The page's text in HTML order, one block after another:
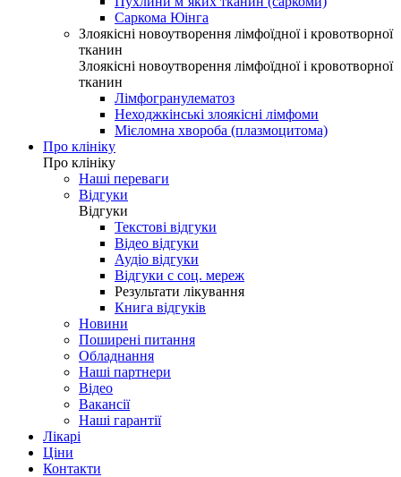
Саркома Юінга
Злоякісні новоутворення лімфоїдної і кровотворної
тканин
Злоякісні новоутворення лімфоїдної і кровотворної
тканин
Лімфогранулематоз
Неходжкінські злоякісні лімфоми
Мієломна хвороба (плазмоцитома)
Про клініку
Про клініку
Наші переваги
Відгуки
Відгуки
Текстові відгуки
Відео відгуки
Аудіо відгуки
Відгуки с соц. мереж
Результати лікування
Книга відгуків
Новини
Поширені питання
Обладнання
Наші партнери
Відео
Вакансії
Наші гарантії
Лікарі
Ціни
Контакти